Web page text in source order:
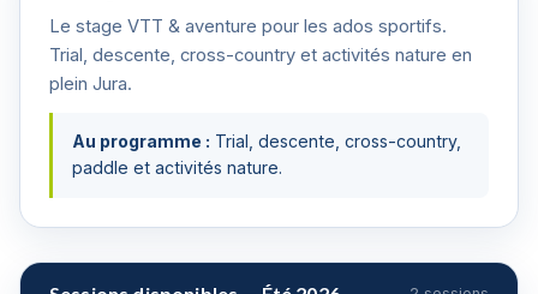
Le stage VTT & aventure pour les ados sportifs.
Trial, descente, cross-country et activités nature en
plein Jura.
Au programme : Trial, descente, cross-country,
paddle et activités nature.